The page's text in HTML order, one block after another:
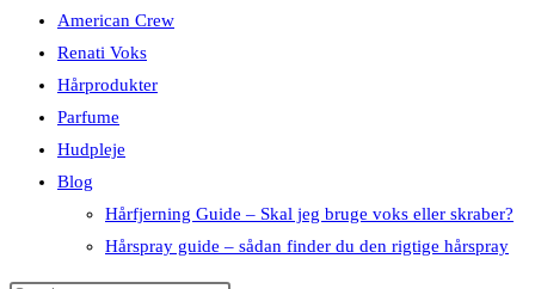
American Crew
Renati Voks
Hårprodukter
Parfume
Hudpleje
Blog
Hårfjerning Guide – Skal jeg bruge voks eller skraber?
Hårspray guide – sådan finder du den rigtige hårspray